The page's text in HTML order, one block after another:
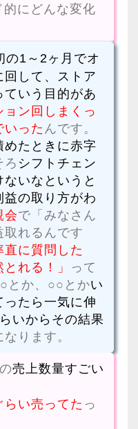
的にどんな変化
の1～2ヶ月でオ
して、ストア
ていう目的があ
ン回しまくっ
いった んです。
めたときに赤字
ろ シフトチェン
いなというと
益の取り方がわ
会で「みなさん
れるんです
直に質問した
れる！」 って
とか、○○とかい
ったら一気に伸
いからその結果
なります。
売上数量すごい
い売ってた っ